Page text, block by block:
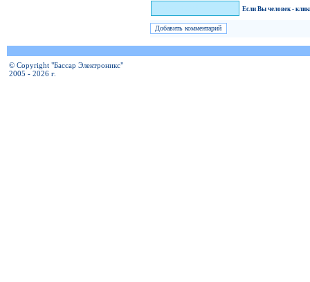
Если Вы человек -
© Copyright "Бассар Электроникс"
2005 - 2026 г.